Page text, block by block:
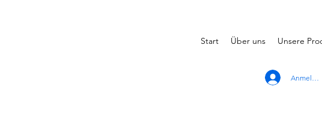
Start Über uns Unsere
Anmelden